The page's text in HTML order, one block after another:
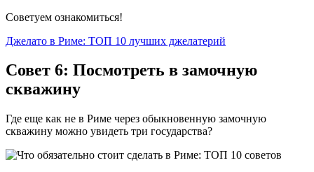
Советуем ознакомиться!
Джелато в Риме: ТОП 10 лучших джелатерий
Совет 6: Посмотреть в замочную
скважину
Где еще как не в Риме через обыкновенную замочную
скважину можно увидеть три государства?